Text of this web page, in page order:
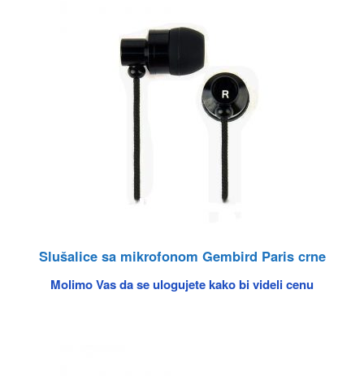
Slušalice sa mikrofonom Gembird Paris crne
Molimo Vas da se ulogujete kako bi videli cenu